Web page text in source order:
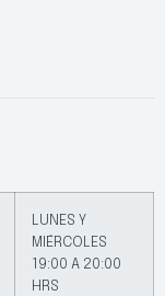
LUNES Y
MIÉRCOLES
19:00 A 20:00
HRS